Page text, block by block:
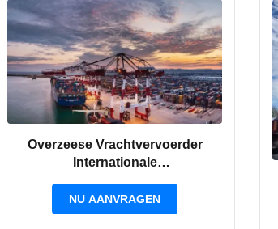
Overzeese Vrachtvervoerder
Internationale
China aan Vietnam
NU AANVRAGEN